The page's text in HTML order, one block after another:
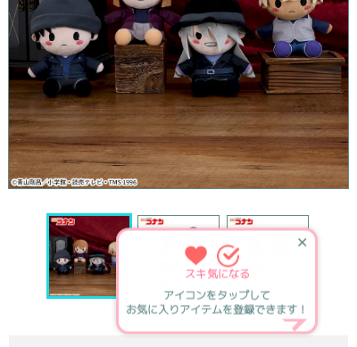
✕
スキ気になる
アイコンをタップして
お気に入りアイテムを登録できます！